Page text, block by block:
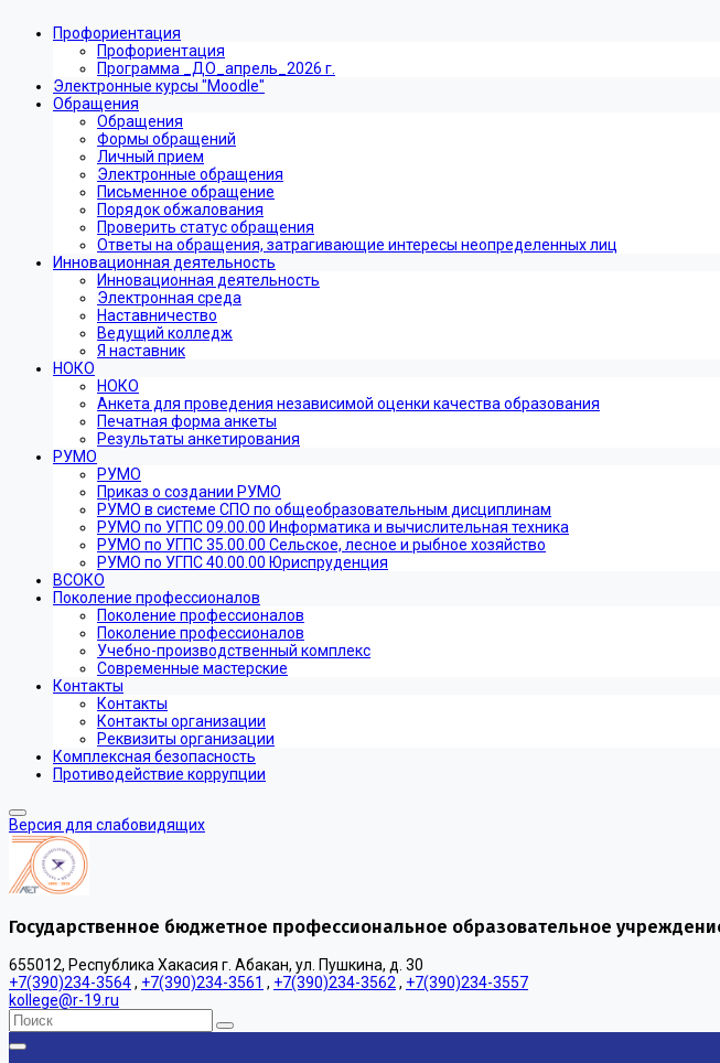
Профориентация
Профориентация
Программа _ДО_апрель_2026 г.
Электронные курсы "Moodle"
Обращения
Обращения
Формы обращений
Личный прием
Электронные обращения
Письменное обращение
Порядок обжалования
Проверить статус обращения
Ответы на обращения, затрагивающие интересы неопределенных лиц
Инновационная деятельность
Инновационная деятельность
Электронная среда
Наставничество
Ведущий колледж
Я наставник
НОКО
НОКО
Анкета для проведения независимой оценки качества образования
Печатная форма анкеты
Результаты анкетирования
РУМО
РУМО
Приказ о создании РУМО
РУМО в системе СПО по общеобразовательным дисциплинам
РУМО по УГПС 09.00.00 Информатика и вычислительная техника
РУМО по УГПС 35.00.00 Сельское, лесное и рыбное хозяйство
РУМО по УГПС 40.00.00 Юриспруденция
ВСОКО
Поколение профессионалов
Поколение профессионалов
Поколение профессионалов
Учебно-производственный комплекс
Современные мастерские
Контакты
Контакты
Контакты организации
Реквизиты организации
Комплексная безопасность
Противодействие коррупции
Версия для слабовидящих
Государственное бюджетное профессиональное образовательное
655012, Республика Хакасия г. Абакан, ул. Пушкина, д. 30
+7(390)234-3564, +7(390)234-3561 , +7(390)234-3562 , +7(390)234-3557
kollege@r-19.ru